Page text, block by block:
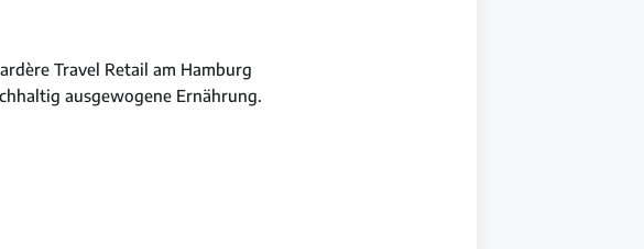
Travel Retail am Hamburg
ausgewogene Ernährung.